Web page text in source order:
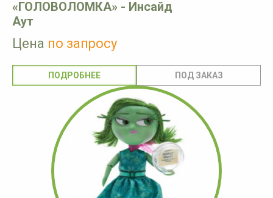
«ГОЛОВОЛОМКА» - Инсайд
Аут
Цена по запросу
ПОДРОБНЕЕ